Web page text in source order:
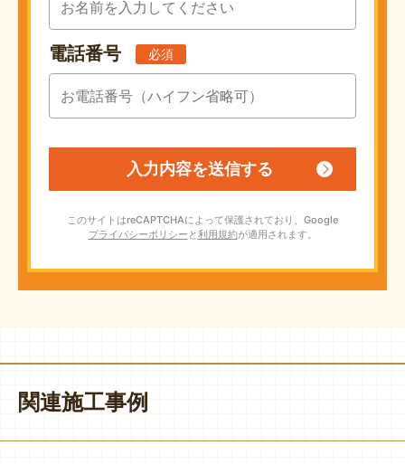
電話番号 必須
このサイトはreCAPTCHAによって保護されており、Google
プライバシーポリシー と利用規約が適用されます。
関連施工事例